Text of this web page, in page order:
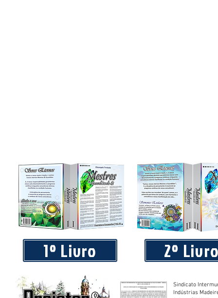
1º Livro 2º
Sindicato
Indústrias